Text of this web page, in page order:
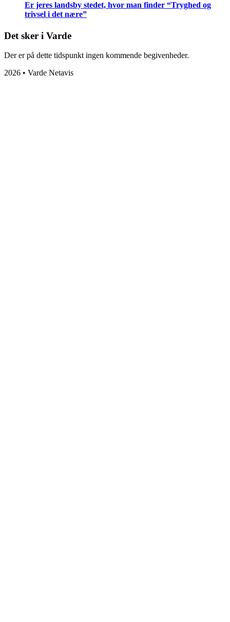
Er jeres landsby stedet, hvor man finder “Tryghed og
trivsel i det nære”
Det sker i Varde
Der er på dette tidspunkt ingen kommende begivenheder.
2026 • Varde Netavis